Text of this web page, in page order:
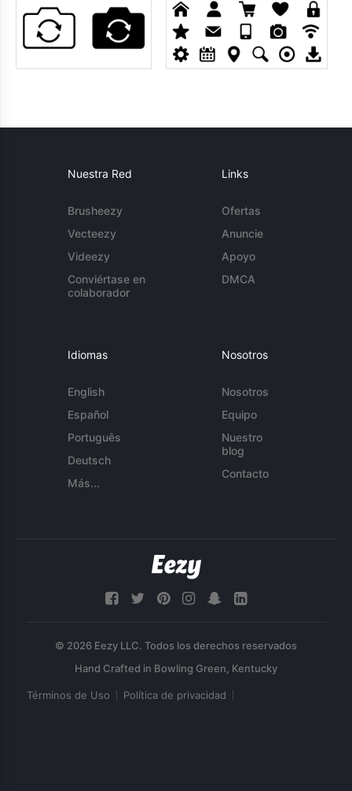
Nuestra Red
Brusheezy
Vecteezy
Videezy
Conviértase en
colaborador
Links
Ofertas
Anuncie
Apoyo
DMCA
Idiomas
English
Español
Português
Deutsch
Más...
Nosotros
Nosotros
Equipo
Nuestro
blog
Contacto
© 2026 Eezy LLC. Todos los derechos reservados
Términos de Uso Política de privacidad